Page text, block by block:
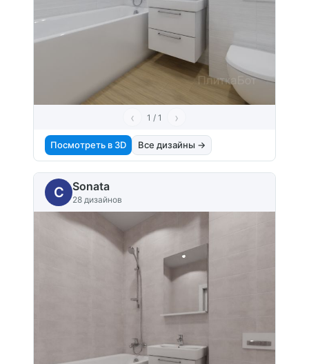
‹ 1 / 1 ›
Посмотреть в 3D Все дизайны →
C Sonata
28 дизайнов